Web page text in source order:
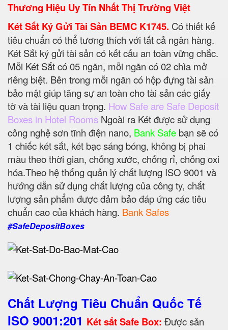
Thương Hiệu Uy Tín Nhất Thị Trường Việt
Két Sắt Ký Gửi Tài Sản BEMC K1745. Có thiết kế
tiêu chuẩn có thể tương thích với tất cả ngân hàng.
Két Sắt ký gửi tài sản có kết cấu an toàn vững chắc.
Mỗi Két Sắt có 05 ngăn, mỗi ngăn có 02 chìa mở
riêng biệt. Bên trong mỗi ngăn có hộp đựng tài sản
bảo mật giúp tăng sự an toàn cho tài sản các giấy
tờ và tài liệu quan trọng. How Safe are Safe Deposit
Boxes in Hotel Rooms Ngoài ra Két được sử dụng
công nghệ sơn tĩnh điện nano, Bank Safe bạn sẽ có
1 chiếc két sắt, két bạc sáng bóng, không bị phai
màu theo thời gian, chống xước, chống rỉ, chống oxi
hóa.Theo hệ thống quản lý chất lượng ISO 9001 và
hướng dẫn sử dụng chất lượng của công ty, chất
lượng sản phẩm được đảm bảo đáp ứng các tiêu
chuẩn cao của khách hàng. Bank Safes
#SafeDepositBoxes
Chất Lượng Tiêu Chuẩn Quốc Tế
ISO 9001:201 Két sắt Safe Box: Được sản